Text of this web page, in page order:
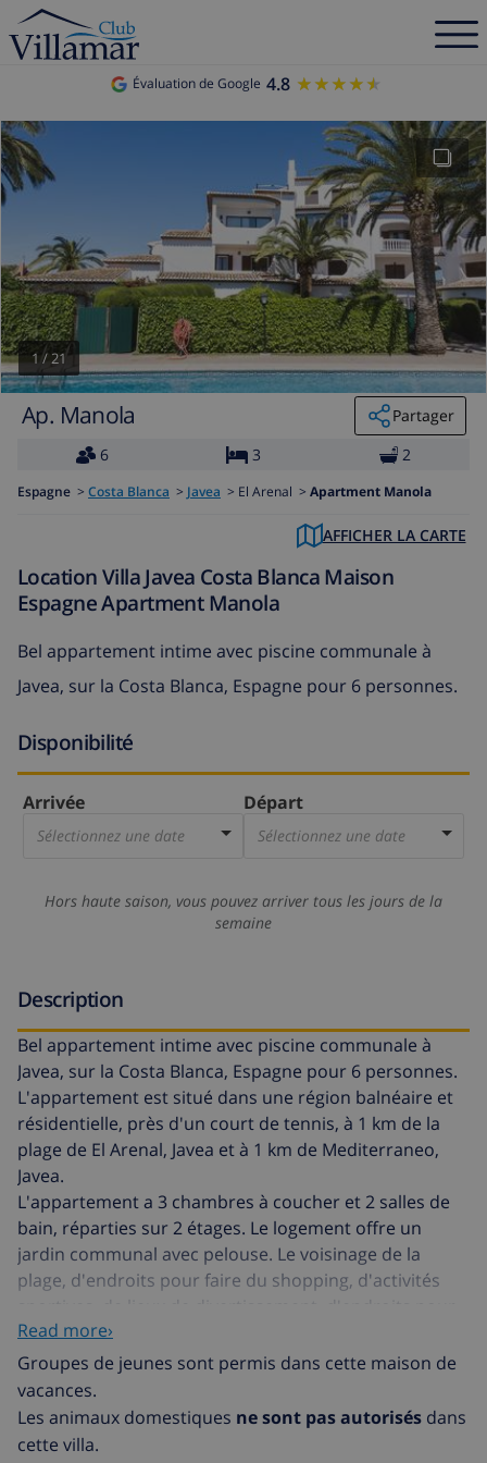
Évaluation de Google 4.8 ★★★★★
★★★★★
1/21
Ap. Manola
Partager
6
3 2
Espagne > Costa Blanca > Javea > El Arenal > Apartment Manola
AFFICHER LA CARTE
Location Villa Javea Costa Blanca Maison
Espagne Apartment Manola
Bel appartement intime avec piscine communale à
Javea, sur la Costa Blanca, Espagne pour 6 personnes.
Disponibilité
Arrivée
Sélectionnez une date
Départ
Sélectionnez une date
Hors haute saison, vous pouvez arriver tous les jours de la
semaine
Description
Bel appartement intime avec piscine communale à
Javea, sur la Costa Blanca, Espagne pour 6 personnes.
L'appartement est situé dans une région balnéaire et
résidentielle, près d'un court de tennis, à 1 km de la
plage de El Arenal, Javea et à 1 km de Mediterraneo,
Javea.
L'appartement a 3 chambres à coucher et 2 salles de
bain, réparties sur 2 étages. Le logement offre un
jardin communal avec pelouse. Le voisinage de la
plage, d'endroits pour faire du shopping, d'activités
sortir, d'attractions et de culture rend cet
appartement un logement convenable pour passer
vos vacances avec votre famille ou vos amis.
Intérieur de l'appartement
Read more›
Groupes de jeunes sont permis dans cette maison de
vacances.
Les animaux domestiques ne sont pas autorisés dans
cette villa.